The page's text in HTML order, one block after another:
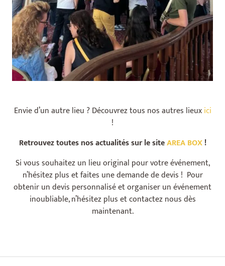
Envie d’un autre lieu ? Découvrez tous nos autres lieux ici
!
Retrouvez toutes nos actualités sur le siteAREA BOX!
Si vous souhaitez un lieu original pour votre événement,
n’hésitez plus et faites une demande de devis ! Pour
obtenir un devis personnalisé et organiser un événement
inoubliable, n’hésitez plus et contactez nous dès
maintenant.